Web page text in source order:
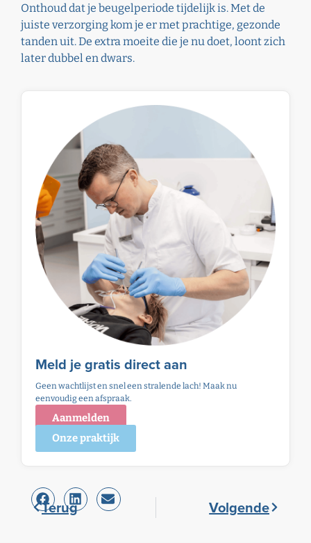
Onthoud dat je beugelperiode tijdelijk is. Met de
juiste verzorging kom je er met prachtige, gezonde
tanden uit. De extra moeite die je nu doet, loont zich
later dubbel en dwars.
Meld je gratis direct aan
Geen wachtlijst en snel een stralende lach! Maak nu
eenvoudig een afspraak.
Aanmelden
Onze praktijk
Terug Volgende